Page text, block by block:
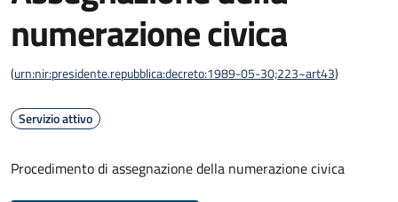
numerazione civica
(urn:nir:presidente.repubblica:decreto:1989-05-30;223~art43)
Servizio attivo
Procedimento di assegnazione della numerazione civica